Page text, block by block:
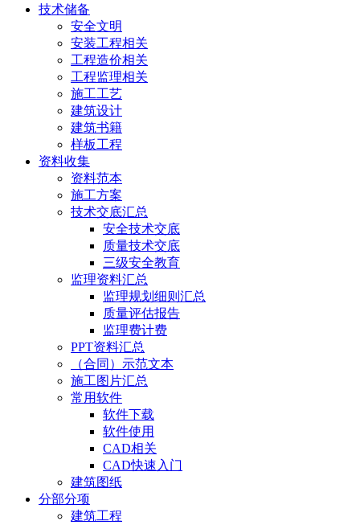
技术储备
安全文明
安装工程相关
工程造价相关
工程监理相关
施工工艺
建筑设计
建筑书籍
样板工程
资料收集
资料范本
施工方案
技术交底汇总
安全技术交底
质量技术交底
三级安全教育
监理资料汇总
监理规划细则汇总
质量评估报告
监理费计费
PPT资料汇总
（合同）示范文本
施工图片汇总
常用软件
软件下载
软件使用
CAD相关
CAD快速入门
建筑图纸
分部分项
建筑工程